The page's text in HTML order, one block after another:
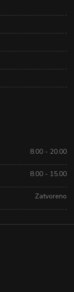
8.00 - 20.00
8.00 - 15.00
Zatvoreno